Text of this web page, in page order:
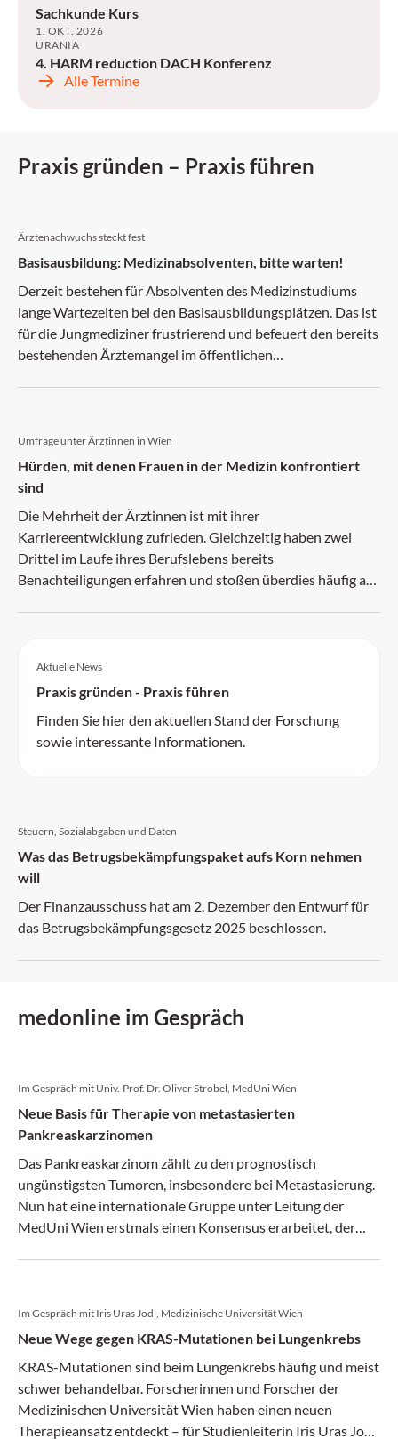
Sachkunde Kurs
1. OKT. 2026
URANIA
4. HARM reduction DACH Konferenz
Alle Termine
Praxis gründen – Praxis führen
Ärztenachwuchs steckt fest
Basisausbildung: Medizinabsolventen, bitte warten!
Derzeit bestehen für Absolventen des Medizinstudiums
lange Wartezeiten bei den Basisausbildungsplätzen. Das ist
für die Jungmediziner frustrierend und befeuert den bereits
bestehenden Ärztemangel im öffentlichen
Umfrage unter Ärztinnen in Wien
Hürden, mit denen Frauen in der Medizin konfrontiert
sind
Die Mehrheit der Ärztinnen ist mit ihrer
Karriereentwicklung zufrieden. Gleichzeitig haben zwei
Drittel im Laufe ihres Berufslebens bereits
Benachteiligungen erfahren und stoßen überdies häufig auf
Aktuelle News
Praxis gründen - Praxis führen
Finden Sie hier den aktuellen Stand der Forschung
sowie interessante Informationen.
Steuern, Sozialabgaben und Daten
Was das Betrugsbekämpfungspaket aufs Korn nehmen
will
Der Finanzausschuss hat am 2. Dezember den Entwurf für
das Betrugsbekämpfungsgesetz 2025 beschlossen.
medonline im Gespräch
Im Gespräch mit Univ.-Prof. Dr. Oliver Strobel, MedUni Wien
Neue Basis für Therapie von metastasierten
Pankreaskarzinomen
Das Pankreaskarzinom zählt zu den prognostisch
ungünstigsten Tumoren, insbesondere bei Metastasierung.
Nun hat eine internationale Gruppe unter Leitung der
MedUni Wien erstmals einen Konsensus erarbeitet, der
Im Gespräch mit Iris Uras Jodl, Medizinische Universität Wien
Neue Wege gegen KRAS-Mutationen bei Lungenkrebs
KRAS-Mutationen sind beim Lungenkrebs häufig und meist
schwer behandelbar. Forscherinnen und Forscher der
Medizinischen Universität Wien haben einen neuen
Therapieansatz entdeckt – für Studienleiterin Iris Uras Jodl